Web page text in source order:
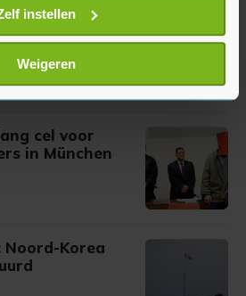
door het actief te
eigenschappen (fingerprinting)
persoonlijke gegevens worden
in het
op elk moment wijzigen of
website beter en wordt jouw
persoonlijker. Op
je ons cookiebeleid bekijken en je
instellen
Weigeren
explosieve
munitie
cel voor
in München
Noord-Korea